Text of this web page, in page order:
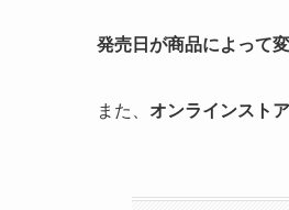
発売日が商品によって
また、 オンラインスト